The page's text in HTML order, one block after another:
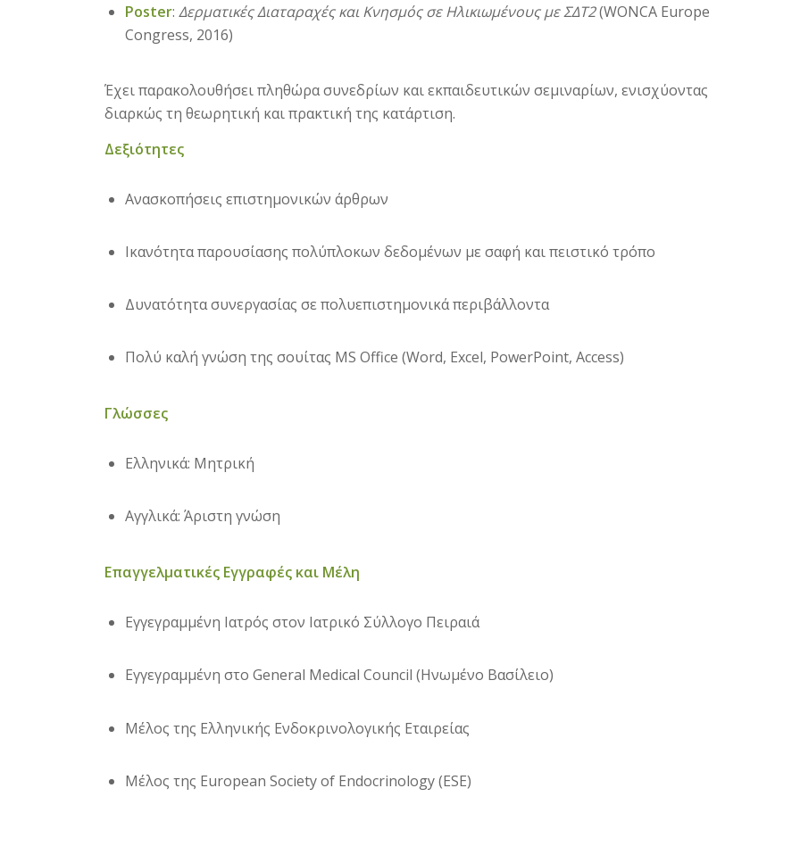
Poster:Δερματικές Διαταραχές και Κνησμός σε Ηλικιωμένους με ΣΔΤ2(WONCA Europe
Congress, 2016)
Έχει παρακολουθήσει πληθώρα συνεδρίων και εκπαιδευτικών σεμιναρίων, ενισχύοντας
διαρκώς τη θεωρητική και πρακτική της κατάρτιση.
Δεξιότητες
Ανασκοπήσεις επιστημονικών άρθρων
Ικανότητα παρουσίασης πολύπλοκων δεδομένων με σαφή και πειστικό τρόπο
Δυνατότητα συνεργασίας σε πολυεπιστημονικά περιβάλλοντα
Πολύ καλή γνώση της σουίτας MS Office (Word, Excel, PowerPoint, Access)
Γλώσσες
Ελληνικά: Μητρική
Αγγλικά: Άριστη γνώση
Επαγγελματικές Εγγραφές και Μέλη
Εγγεγραμμένη Ιατρός στον Ιατρικό Σύλλογο Πειραιά
Εγγεγραμμένη στο General Medical Council (Ηνωμένο Βασίλειο)
Μέλος της Ελληνικής Ενδοκρινολογικής Εταιρείας
Μέλος της European Society of Endocrinology (ESE)